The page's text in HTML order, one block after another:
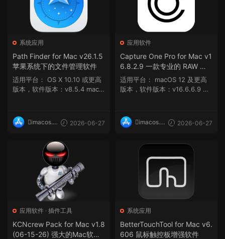
系统应用
Path Finder for Mac v26.1.5
苹果系统下的文件管理软件
适用平台： OS X 10.10 或更高
版本，软件版本：v8.5.4 macO
imacos.t
2026-06-27
应用软件
Capture One Pro for Mac v1
6.8.2.9 一款专业的 RAW 图
像处理软件
适用平台： macOS 12 及更高
版本，软件版本：v16.6.6.9 ma
imacos.t
2026-06-27
应用软件 · 插件工具
KCNcrew Pack for Mac v1.8
(06-15-26) 强大的Mac软件
系统应用
BetterTouchTool for Mac v6.
606 鼠标触控板增强软件